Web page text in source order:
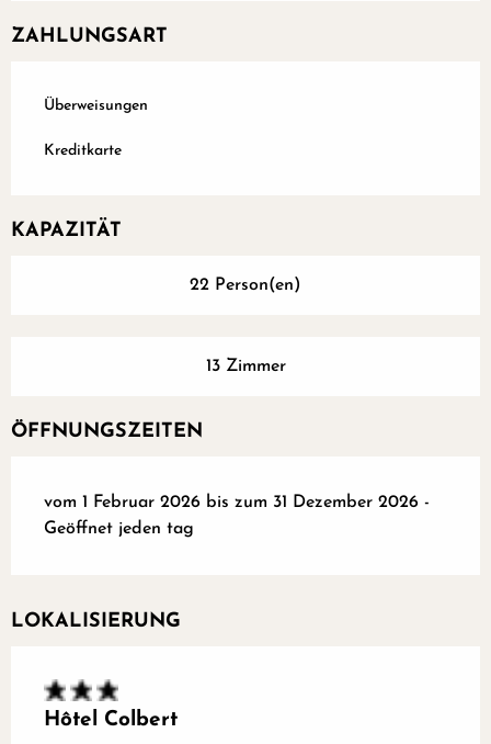
ZAHLUNGSART
Überweisungen
Kreditkarte
KAPAZITÄT
22 Person(en)
13 Zimmer
ÖFFNUNGSZEITEN
vom 1 Februar 2026 bis zum 31 Dezember 2026 -
Geöffnet jeden tag
LOKALISIERUNG
Hôtel Colbert